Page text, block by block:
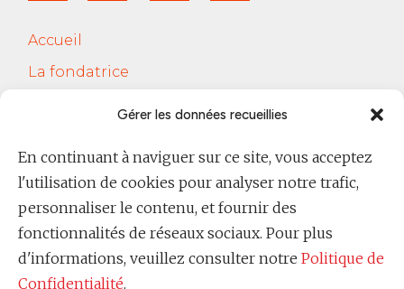
Gérer les données recueillies
En continuant à naviguer sur ce site, vous acceptez
l'utilisation de cookies pour analyser notre trafic,
personnaliser le contenu, et fournir des
fonctionnalités de réseaux sociaux. Pour plus
d'informations, veuillez consulter notre Politique de
Confidentialité.
Accueil
La fondatrice
Blog Les RH
Contact